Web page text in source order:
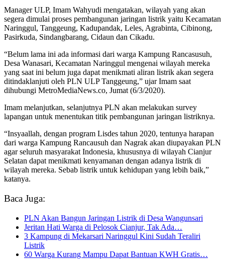
Manager ULP, Imam Wahyudi mengatakan, wilayah yang akan
segera dimulai proses pembangunan jaringan listrik yaitu Kecamatan
Naringgul, Tanggeung, Kadupandak, Leles, Agrabinta, Cibinong,
Pasirkuda, Sindangbarang, Cidaun dan Cikadu.
“Belum lama ini ada informasi dari warga Kampung Rancasusuh,
Desa Wanasari, Kecamatan Naringgul mengenai wilayah mereka
yang saat ini belum juga dapat menikmati aliran listrik akan segera
ditindaklanjuti oleh PLN ULP Tanggeung,” ujar Imam saat
dihubungi MetroMediaNews.co, Jumat (6/3/2020).
Imam melanjutkan, selanjutnya PLN akan melakukan survey
lapangan untuk menentukan titik pembangunan jaringan listriknya.
“Insyaallah, dengan program Lisdes tahun 2020, tentunya harapan
dari warga Kampung Rancausuh dan Nagrak akan diupayakan PLN
agar seluruh masyarakat Indonesia, khususnya di wilayah Cianjur
Selatan dapat menikmati kenyamanan dengan adanya listrik di
wilayah mereka. Sebab listrik untuk kehidupan yang lebih baik,”
katanya.
Baca Juga:
PLN Akan Bangun Jaringan Listrik di Desa Wangunsari
Jeritan Hati Warga di Pelosok Cianjur, Tak Ada…
3 Kampung di Mekarsari Naringgul Kini Sudah Teraliri
Listrik
60 Warga Kurang Mampu Dapat Bantuan KWH Gratis…